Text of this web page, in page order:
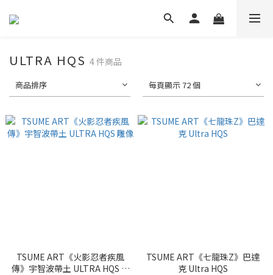
ULTRA HQS 4 件商品
商品排序 每頁顯示 72 個
TSUME ART《火影忍者疾風
傳》宇智波帶土 ULTRA HQS 雕
TSUME ART《七龍珠Z》巴達
克 Ultra HQS